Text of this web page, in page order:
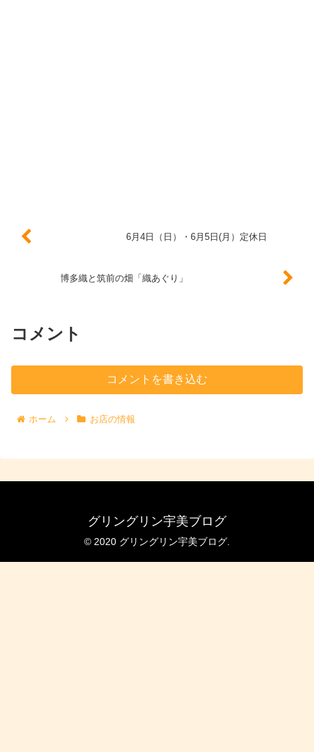
6月4日（日）・6月5日(月）定休日
博多織と筑前の畑「織あぐり」
コメント
コメントを書き込む
ホーム お店の情報
グリングリン宇美ブログ
© 2020 グリングリン宇美ブログ.